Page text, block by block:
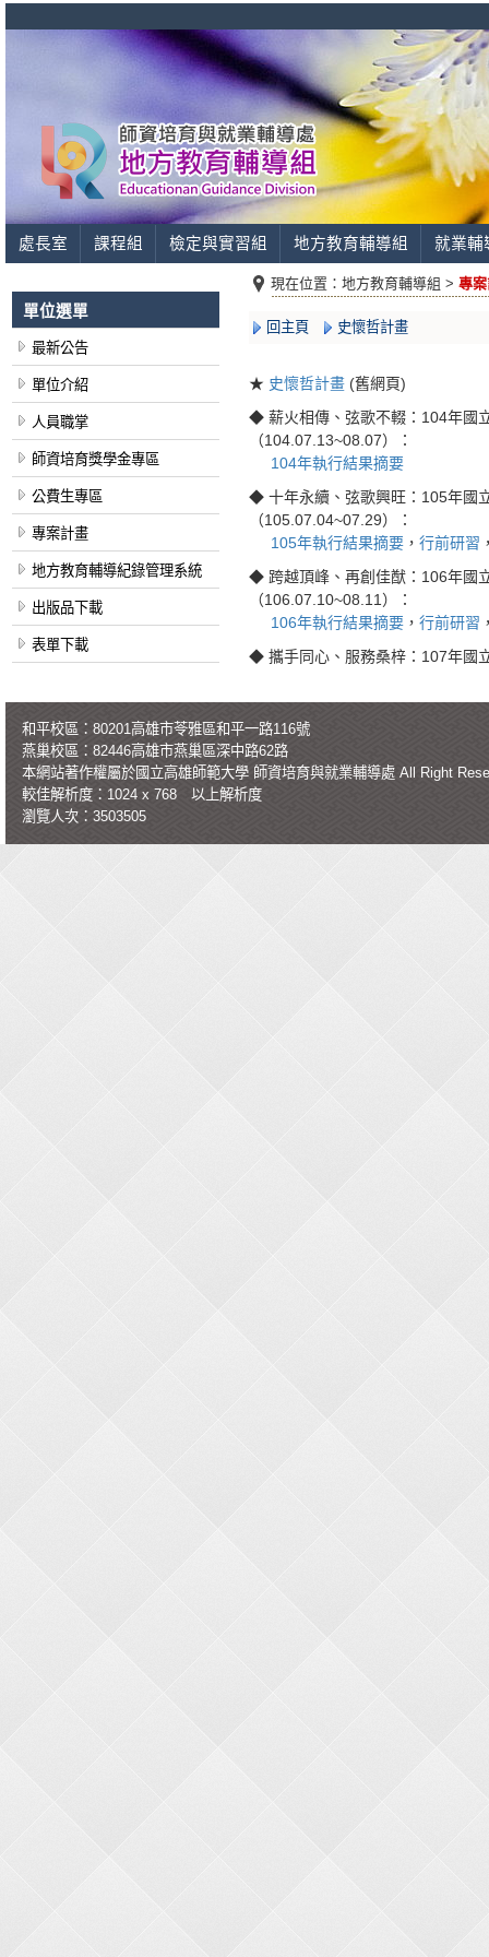
處長室 課程組 檢定與實習組 地方教育輔導組 就業輔
單位選單
最新公告
單位介紹
人員職掌
師資培育獎學金專區
公費生專區
專案計畫
地方教育輔導紀錄管理系統
出版品下載
表單下載
現在位置： 地方教育輔導組 > 專
回主頁 史懷哲計畫
★ 史懷哲計畫 (舊網頁)
◆ 薪火相傳、弦歌不輟：104年國
（104.07.13~08.07）：
104年執行結果摘要
◆ 十年永續、弦歌興旺：105年國
（105.07.04~07.29）：
105年執行結果摘要 ， 行前研習
◆ 跨越頂峰、再創佳猷：106年國
（106.07.10~08.11）：
106年執行結果摘要 ， 行前研習
◆ 攜手同心、服務桑梓：107年國
和平校區：80201高雄市苓雅區和平一路116號
燕巢校區：82446高雄市燕巢區深中路62路
本網站著作權屬於國立高雄師範大學 師資培育與就業輔導處 All Right
較佳解析度：1024 x 768 以上解析度
瀏覽人次：3503505